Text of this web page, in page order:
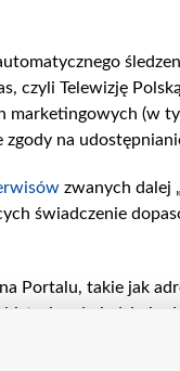
Telewizję
marketingowych (w
na
zwanych dalej
świadczenie
na Portalu, takie jak
odwiedzin
informacji